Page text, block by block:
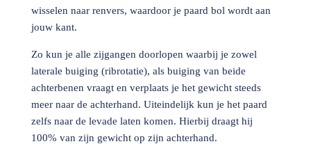
wisselen naar renvers, waardoor je paard bol wordt aan
jouw kant.
Zo kun je alle zijgangen doorlopen waarbij je zowel
laterale buiging (ribrotatie), als buiging van beide
achterbenen vraagt en verplaats je het gewicht steeds
meer naar de achterhand. Uiteindelijk kun je het paard
zelfs naar de levade laten komen. Hierbij draagt hij
100% van zijn gewicht op zijn achterhand.